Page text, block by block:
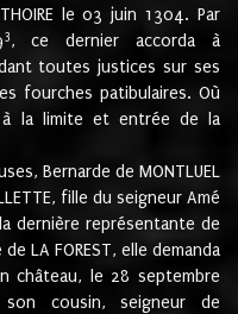
le 03 juin 1304. Par
3, ce dernier accorda à
toutes justices sur ses
fourches patibulaires. Où
à la limite et entrée de la
Bernarde de MONTLUEL
fille du seigneur Amé
dernière représentante de
LA FOREST, elle demanda
château, le 28 septembre
son cousin, seigneur de